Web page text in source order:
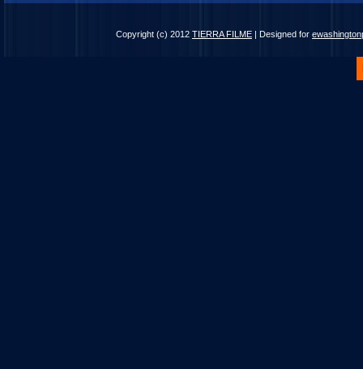
Copyright (c) 2012 TIERRA FILME | Designed for